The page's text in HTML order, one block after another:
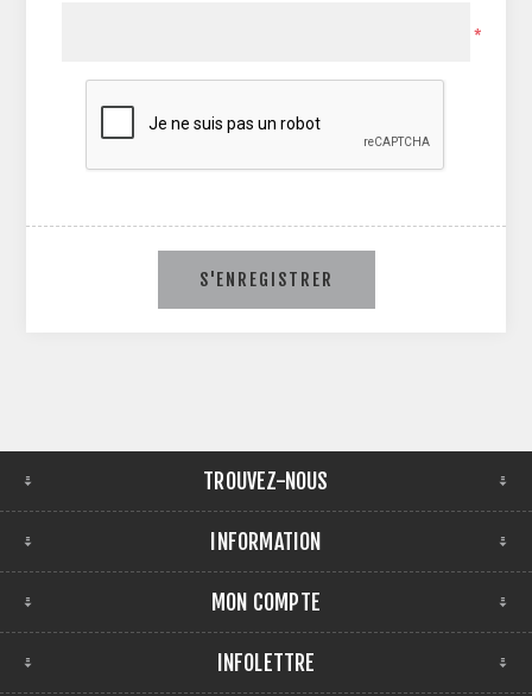
*
S'ENREGISTRER
TROUVEZ-NOUS
INFORMATION
MON COMPTE
INFOLETTRE